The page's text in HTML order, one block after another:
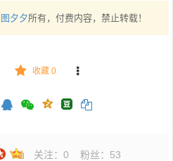
图夕夕所有，付费内容，禁止转载！
收藏 0
关注： 0 粉丝： 53